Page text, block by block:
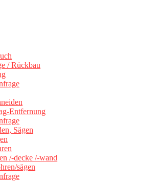
Stuttgart
/ Rückbau
Entfernung
Sägen
/-decke /-wand
sägen